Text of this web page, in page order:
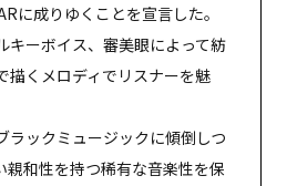
に成りゆくことを宣言した。
キーボイス、審美眼によって紡
描くメロディでリスナーを魅
ラックミュージックに傾倒しつ
親和性を持つ稀有な音楽性を保